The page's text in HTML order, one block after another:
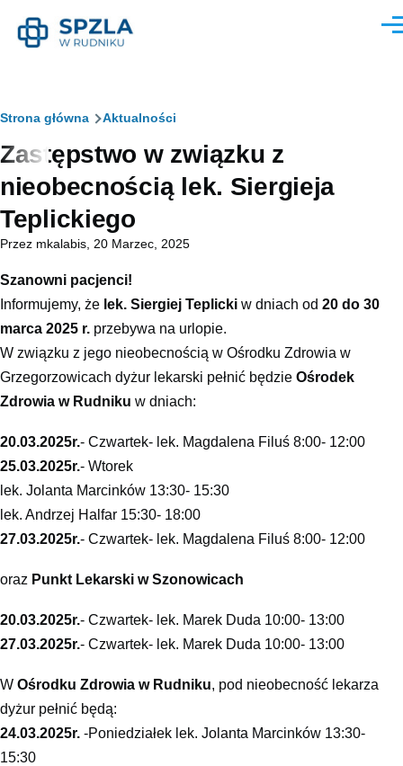
Ścieżka
nawigacyjna
Strona główna Aktualności
Zastępstwo w związku z
nieobecnością lek. Siergieja
Teplickiego
Przez mkalabis , 20 Marzec, 2025
Szanowni pacjenci!
Informujemy, że lek. Siergiej Teplicki w dniach od 20 do 30
marca 2025 r. przebywa na urlopie.
W związku z jego nieobecnością w Ośrodku Zdrowia w
Grzegorzowicach dyżur lekarski pełnić będzie Ośrodek
Zdrowia w Rudniku w dniach:
20.03.2025r.- Czwartek- lek. Magdalena Filuś 8:00- 12:00
25.03.2025r.- Wtorek
lek. Jolanta Marcinków 13:30- 15:30
lek. Andrzej Halfar 15:30- 18:00
27.03.2025r.- Czwartek- lek. Magdalena Filuś 8:00- 12:00
oraz Punkt Lekarski w Szonowicach
20.03.2025r.- Czwartek- lek. Marek Duda 10:00- 13:00
27.03.2025r.- Czwartek- lek. Marek Duda 10:00- 13:00
W Ośrodku Zdrowia w Rudniku, pod nieobecność lekarza
dyżur pełnić będą:
24.03.2025r. -Poniedziałek lek. Jolanta Marcinków 13:30-
15:30